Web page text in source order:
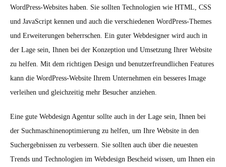
WordPress-Websites haben. Sie sollten Technologien wie HTML, CSS
und JavaScript kennen und auch die verschiedenen WordPress-Themes
und Erweiterungen beherrschen. Ein guter Webdesigner wird auch in
der Lage sein, Ihnen bei der Konzeption und Umsetzung Ihrer Website
zu helfen. Mit dem richtigen Design und benutzerfreundlichen Features
kann die WordPress-Website Ihrem Unternehmen ein besseres Image
verleihen und gleichzeitig mehr Besucher anziehen.
Eine gute Webdesign Agentur sollte auch in der Lage sein, Ihnen bei
der Suchmaschinenoptimierung zu helfen, um Ihre Website in den
Suchergebnissen zu verbessern. Sie sollten auch über die neuesten
Trends und Technologien im Webdesign Bescheid wissen, um Ihnen ein